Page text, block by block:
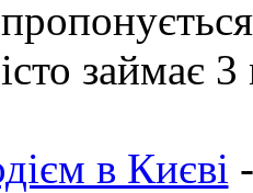
займає 3
в Києві